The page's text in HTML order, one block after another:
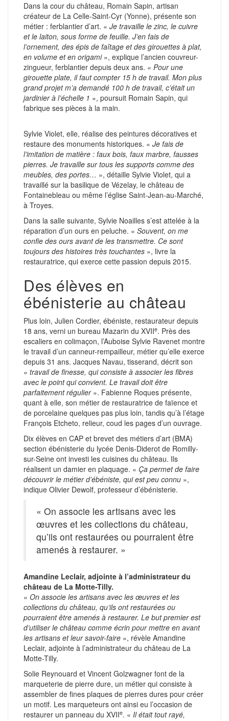
Dans la cour du château, Romain Sapin, artisan
créateur de La Celle-Saint-Cyr (Yonne), présente son
métier : ferblantier d’art. « Je travaille le zinc, le cuivre
et le laiton, sous forme de feuille. J’en fais de
l’ornement, des épis de faîtage et des girouettes à plat,
en volume et en origami », explique l’ancien couvreur-
zingueur, ferblantier depuis deux ans. « Pour une
girouette plate, il faut compter 15 h de travail. Mon plus
grand projet m’a demandé 100 h de travail, c’était un
jardinier à l’échelle 1 », poursuit Romain Sapin, qui
fabrique ses pièces à la main.
Sylvie Violet, elle, réalise des peintures décoratives et
restaure des monuments historiques. « Je fais de
l’imitation de matière : faux bois, faux marbre, fausses
pierres. Je travaille sur tous les supports comme des
meubles, des portes… », détaille Sylvie Violet, qui a
travaillé sur la basilique de Vézelay, le château de
Fontainebleau ou même l’église Saint-Jean-au-Marché,
à Troyes.
Dans la salle suivante, Sylvie Noailles s’est attelée à la
réparation d’un ours en peluche. « Souvent, on me
confie des ours avant de les transmettre. Ce sont
toujours des histoires très touchantes », livre la
restauratrice, qui exerce cette passion depuis 2015.
Des élèves en
ébénisterie au château
Plus loin, Julien Cordier, ébéniste, restaurateur depuis
18 ans, verni un bureau Mazarin du XVIIe. Près des
escaliers en colimaçon, l’Auboise Sylvie Ravenet montre
le travail d’un canneur-rempailleur, métier qu’elle exerce
depuis 31 ans. Jacques Navau, tisserand, décrit son
« travail de finesse, qui consiste à associer les fibres
avec le point qui convient. Le travail doit être
parfaitement régulier». Fabienne Roques présente,
quant à elle, son métier de restauratrice de faïence et
de porcelaine quelques pas plus loin, tandis qu’à l’étage
François Etcheto, relieur, coud les pages d’un ouvrage.
Dix élèves en CAP et brevet des métiers d’art (BMA)
section ébénisterie du lycée Denis-Diderot de Romilly-
sur-Seine ont investi les cuisines du château. Ils
réalisent un damier en plaquage. « Ça permet de faire
découvrir le métier d’ébéniste, qui est peu connu »,
indique Olivier Dewolf, professeur d’ébénisterie.
« On associe les artisans avec les
œuvres et les collections du château,
qu’ils ont restaurées ou pourraient être
amenés à restaurer. »
Amandine Leclair, adjointe à l’administrateur du
château de La Motte-Tilly.
« On associe les artisans avec les œuvres et les
collections du château, qu’ils ont restaurées ou
pourraient être amenés à restaurer. Le but premier est
d’utiliser le château comme écrin pour mettre en avant
les artisans et leur savoir-faire », révèle Amandine
Leclair, adjointe à l’administrateur du château de La
Motte-Tilly.
Solie Reynouard et Vincent Golzwagner font de la
marqueterie de pierre dure, un métier qui consiste à
assembler de fines plaques de pierres dures pour créer
un motif. Les marqueteurs ont ainsi eu l’occasion de
restaurer un panneau du XVIIe. « Il était tout rayé,